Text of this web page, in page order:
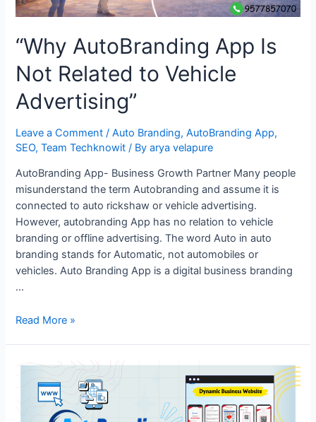
अर्थ
आहे?”
“Why AutoBranding App Is
Not Related to Vehicle
Advertising”
Leave a Comment /Auto Branding,AutoBranding App,
SEO,Team Techknowit / Byarya velapure
AutoBranding App- Business Growth Partner Many people
misunderstand the term Autobranding and assume it is
connected to auto rickshaw or vehicle advertising.
However, autobranding App has no relation to vehicle
branding or offline advertising. The word Auto in auto
branding stands for Automatic, not automobiles or
vehicles. Auto Branding App is a digital business branding
…
“Why
Is
Related
Read More »